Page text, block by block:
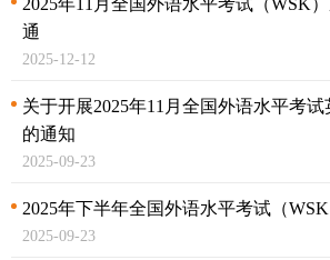
2025年11月全国外语水平考试（WSK
通
2025-12-12
关于开展2025年11月全国外语水平考
的通知
2025-09-23
2025年下半年全国外语水平考试（
2025-09-23